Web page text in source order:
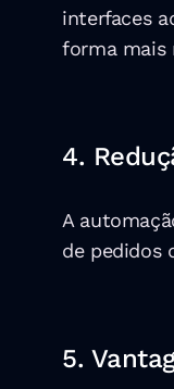
interfaces
forma mais
4.
A
de pedidos
5.